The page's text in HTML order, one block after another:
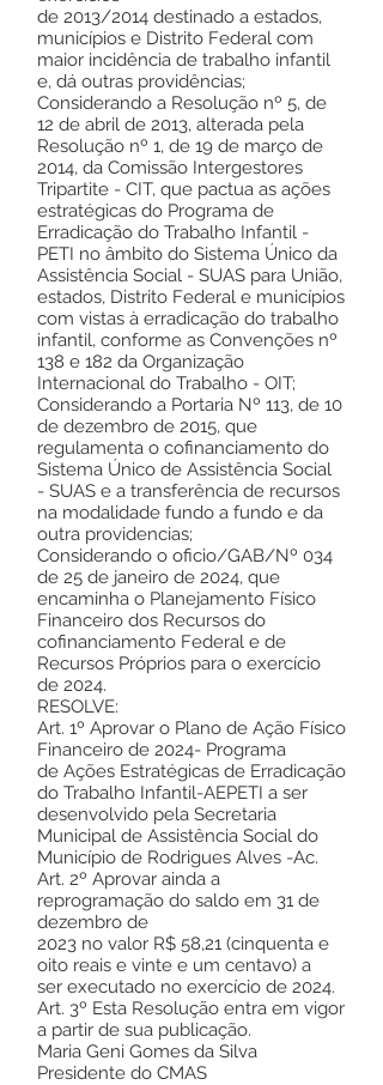
de 2013/2014 destinado a estados,
municípios e Distrito Federal com
maior incidência de trabalho infantil
e, dá outras providências;
Considerando a Resolução nº 5, de
12 de abril de 2013, alterada pela
Resolução nº 1, de 19 de março de
2014, da Comissão Intergestores
Tripartite - CIT, que pactua as ações
estratégicas do Programa de
Erradicação do Trabalho Infantil -
PETI no âmbito do Sistema Único da
Assistência Social - SUAS para União,
estados, Distrito Federal e municípios
com vistas à erradicação do trabalho
infantil, conforme as Convenções nº
138 e 182 da Organização
Internacional do Trabalho - OIT;
Considerando a Portaria Nº 113, de 10
de dezembro de 2015, que
regulamenta o cofinanciamento do
Sistema Único de Assistência Social
- SUAS e a transferência de recursos
na modalidade fundo a fundo e da
outra providencias;
Considerando o oficio/GAB/Nº 034
de 25 de janeiro de 2024, que
encaminha o Planejamento Físico
Financeiro dos Recursos do
cofinanciamento Federal e de
Recursos Próprios para o exercício
de 2024.
RESOLVE:
Art. 1º Aprovar o Plano de Ação Físico
Financeiro de 2024- Programa
de Ações Estratégicas de Erradicação
do Trabalho Infantil-AEPETI a ser
desenvolvido pela Secretaria
Municipal de Assistência Social do
Município de Rodrigues Alves -Ac.
Art. 2º Aprovar ainda a
reprogramação do saldo em 31 de
dezembro de
2023 no valor R$ 58,21 (cinquenta e
oito reais e vinte e um centavo) a
ser executado no exercício de 2024.
Art. 3º Esta Resolução entra em vigor
a partir de sua publicação.
Maria Geni Gomes da Silva
Presidente do CMAS